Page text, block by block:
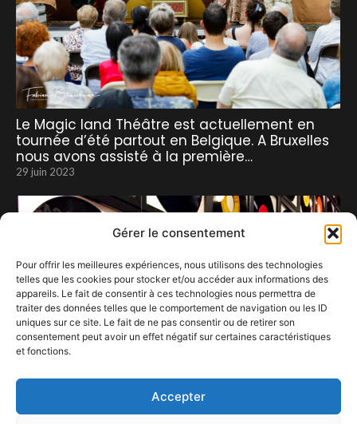
Gérer le consentement
Pour offrir les meilleures expériences, nous utilisons des technologies
telles que les cookies pour stocker et/ou accéder aux informations des
appareils. Le fait de consentir à ces technologies nous permettra de
traiter des données telles que le comportement de navigation ou les ID
uniques sur ce site. Le fait de ne pas consentir ou de retirer son
consentement peut avoir un effet négatif sur certaines caractéristiques
et fonctions.
Accepter
Le Magic land Théâtre est actuellement en
tournée d’été partout en Belgique. A Bruxelles
nous avons assisté à la première…
29 juin 2023
12 septembre 2020